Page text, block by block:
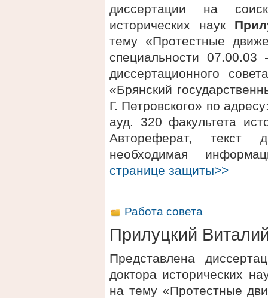
диссертации на
исторических наук
тему «Протестные
специальности
диссертационного
«Брянский
Г. Петровского» по
ауд. 320 факультета
Автореферат, текст
необходимая
странице защиты>>
Работа совета
Прилуцкий
Представлена
доктора исторических
на тему «Протестные